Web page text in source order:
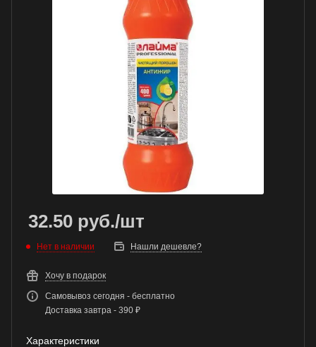
32.50 руб./шт
Нет в наличии Нашли дешевле?
Хочу в подарок
Самовывоз сегодня - бесплатно
Доставка завтра - 390 ₽
Характеристики